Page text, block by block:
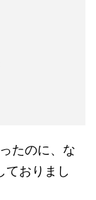
たのに、な
ておりまし